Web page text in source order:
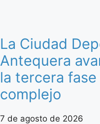
La Ciudad
Antequera
la tercera
complejo
7 de agosto de 2026